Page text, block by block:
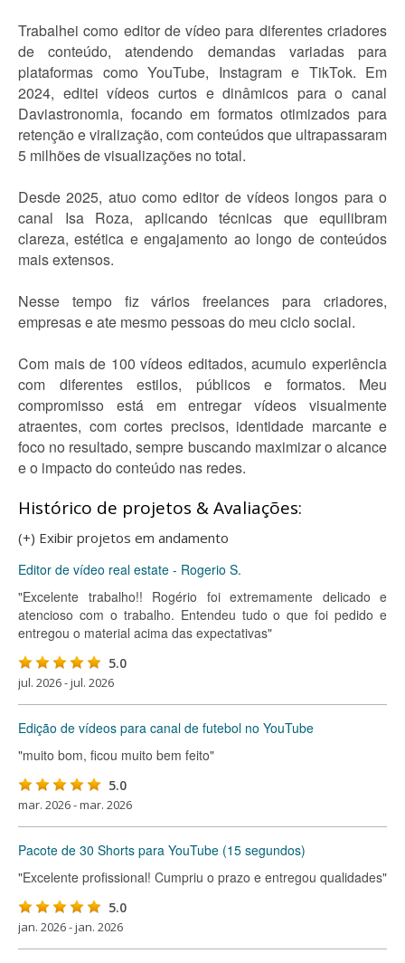
Trabalhei como editor de vídeo para diferentes criadores
de conteúdo, atendendo demandas variadas para
plataformas como YouTube, Instagram e TikTok. Em
2024, editei vídeos curtos e dinâmicos para o canal
Daviastronomia, focando em formatos otimizados para
retenção e viralização, com conteúdos que ultrapassaram
5 milhões de visualizações no total.
Desde 2025, atuo como editor de vídeos longos para o
canal Isa Roza, aplicando técnicas que equilibram
clareza, estética e engajamento ao longo de conteúdos
mais extensos.
Nesse tempo fiz vários freelances para criadores,
empresas e ate mesmo pessoas do meu ciclo social.
Com mais de 100 vídeos editados, acumulo experiência
com diferentes estilos, públicos e formatos. Meu
compromisso está em entregar vídeos visualmente
atraentes, com cortes precisos, identidade marcante e
foco no resultado, sempre buscando maximizar o alcance
e o impacto do conteúdo nas redes.
Histórico de projetos & Avaliações:
(+) Exibir projetos em andamento
Editor de vídeo real estate - Rogerio S.
"Excelente trabalho!! Rogério foi extremamente delicado e
atencioso com o trabalho. Entendeu tudo o que foi pedido e
entregou o material acima das expectativas"
5.0
jul. 2026 - jul. 2026
Edição de vídeos para canal de futebol no YouTube
"muito bom, ficou muito bem feito"
5.0
mar. 2026 - mar. 2026
Pacote de 30 Shorts para YouTube (15 segundos)
"Excelente profissional! Cumpriu o prazo e entregou qualidades"
5.0
jan. 2026 - jan. 2026